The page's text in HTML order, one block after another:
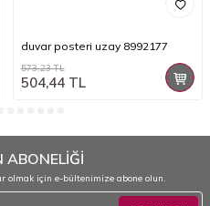
duvar posteri uzay 8992177
573,23TL
504,44TL
ABONELİĞİ
olmak için e-bültenimize abone olun.